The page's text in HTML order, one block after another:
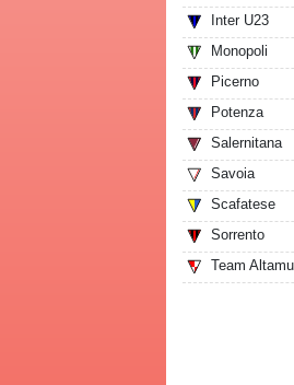
Inter U23
Monopoli
Picerno
Potenza
Salernitana
Savoia
Scafatese
Sorrento
Team